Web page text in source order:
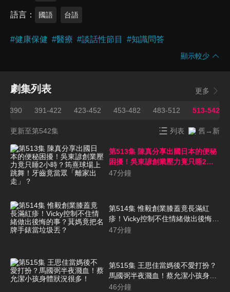
語言 國語 台語
#健康保健 #醫療 #談話性節目 #知識問答
顯示較少
劇集列表 更多
390 391-422 423-452 453-482 483-512 513-542
更新至第542集 列表 舊→新
第513集 陳真分享出國日本的便秘
困擾！吳東諺創業壓力竟只睡2小
時？筠熹球場上跳舞！牙齒竟當眾
47分鐘
第514集 惟毅創業膝蓋竟長滿紅
疹！Vicky控制不住情緒做出後悔的
事？萁媽竟把名牌手錶當垃圾丟？
47分鐘
第515集 王思佳當媽後不愛打扮？
馬國弼半夜濺血！蔡允潔小孩身體
狀況很多！
46分鐘